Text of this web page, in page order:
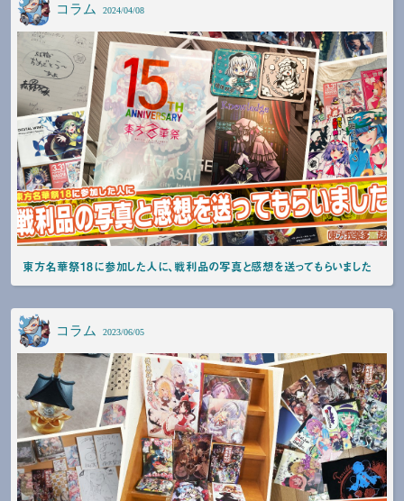
コラム 2024/04/08
東方名華祭18に参加した人に、戦利品の写真と感想を送ってもらいました
コラム 2023/06/05